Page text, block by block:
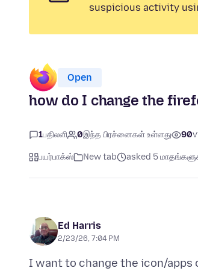
suspicious activity
Open
how do I change the
1பதிலளி 0இந்த பிரச்னைகள் உள்ளது 90
பயர்பாக்ஸ் New tab asked 5
Ed Harris
2/23/26, 7:04 PM